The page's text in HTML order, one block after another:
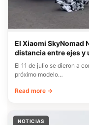
El Xiaomi SkyNomad
distancia entre ejes
El 11 de julio se dieron a
próximo modelo…
Read more →
NOTICIAS